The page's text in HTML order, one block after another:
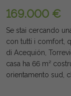
169.000 €
Se stai cercando
con tutti i comfort,
di Acequión,
casa ha 66 m²
orientamento sud,